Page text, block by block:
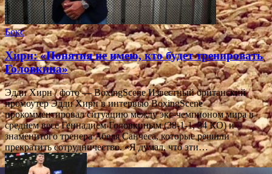
Бокс
Хирн: «Понятия не имею, кто будет тренировать
Головкина»
Эдди Хирн / фото — BoxingScene Известный британский
промоутер Эдди Хирн в интервью BoxingScene
прокомментировал ситуацию между экс-чемпионом мира в
среднем весе Геннадием Головкиным (38-1-1, 34 КО) и
знаменитого тренера Абеля Санчеса, которые решили
прекратить сотрудничество. «Я думал, что эти…